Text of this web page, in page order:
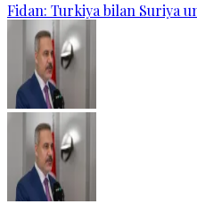
Fidan: Turkiya bilan Suriya